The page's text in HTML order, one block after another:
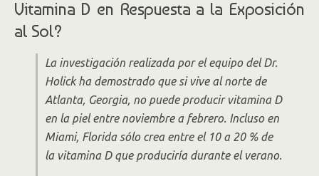
Vitamina D en Respuesta a la Exposición
al Sol?
La investigación realizada por el equipo del Dr.
Holick ha demostrado que si vive al norte de
Atlanta, Georgia, no puede producir vitamina D
en la piel entre noviembre a febrero. Incluso en
Miami, Florida sólo crea entre el 10 a 20 % de
la vitamina D que produciría durante el verano.